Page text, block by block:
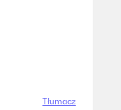
Tłumacz